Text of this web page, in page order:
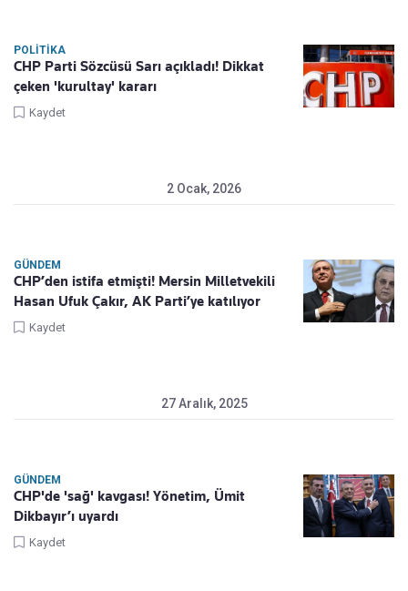
POLITIKA
CHP Parti Sözcüsü Sarı açıkladı! Dikkat
çeken 'kurultay' kararı
Kaydet
2 Ocak, 2026
GÜNDEM
CHP’den istifa etmişti! Mersin Milletvekili
Hasan Ufuk Çakır, AK Parti’ye katılıyor
Kaydet
27 Aralık, 2025
GÜNDEM
CHP'de 'sağ' kavgası! Yönetim, Ümit
Dikbayır’ı uyardı
Kaydet